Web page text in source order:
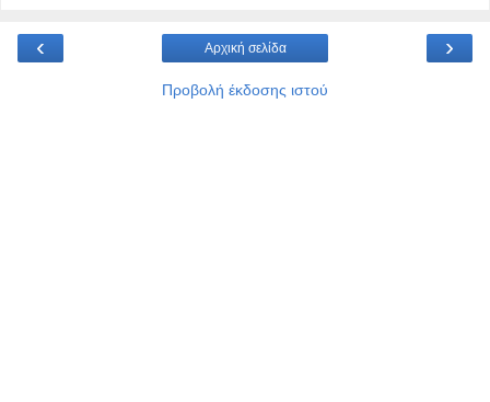
‹ ›
Αρχική σελίδα
Προβολή έκδοσης ιστού